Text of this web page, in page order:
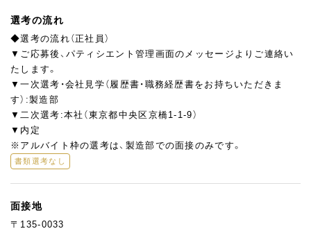
選考の流れ
◆選考の流れ（正社員）
▼ご応募後、パティシエント管理画面のメッセージよりご連絡い
たします。
▼一次選考・会社見学（履歴書・職務経歴書をお持ちいただきま
す）:製造部
▼二次選考:本社（東京都中央区京橋1-1-9）
▼内定
※アルバイト枠の選考は、製造部での面接のみです。
書類選考なし
面接地
〒135-0033